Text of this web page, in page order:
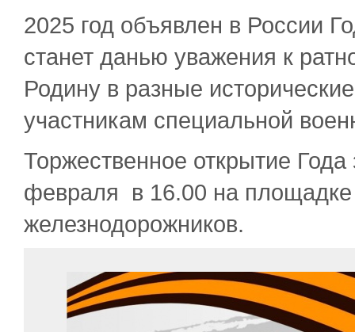
2025 год объявлен в России
станет данью уважения к
Родину в разные
участникам специальной
Торжественное открытие
февраля в 16.00 на площадке
железнодорожников.